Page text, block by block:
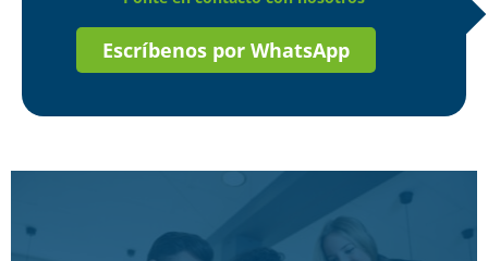
Escríbenos por WhatsApp